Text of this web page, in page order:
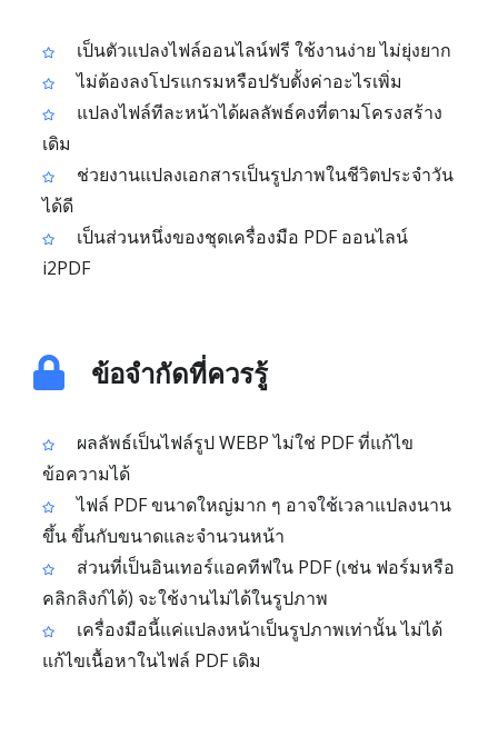
เป็นตัวแปลงไฟล์ออนไลน์ฟรี ใช้งานง่าย ไม่ยุ่งยาก
ไม่ต้องลงโปรแกรมหรือปรับตั้งค่าอะไรเพิ่ม
แปลงไฟล์ทีละหน้าได้ผลลัพธ์คงที่ตามโครงสร้าง
เดิม
ช่วยงานแปลงเอกสารเป็นรูปภาพในชีวิตประจำวัน
ได้ดี
เป็นส่วนหนึ่งของชุดเครื่องมือ PDF ออนไลน์
i2PDF
ข้อจำกัดที่ควรรู้
ผลลัพธ์เป็นไฟล์รูป WEBP ไม่ใช่ PDF ที่แก้ไข
ข้อความได้
ไฟล์ PDF ขนาดใหญ่มาก ๆ อาจใช้เวลาแปลงนาน
ขึ้น ขึ้นกับขนาดและจำนวนหน้า
ส่วนที่เป็นอินเทอร์แอคทีฟใน PDF (เช่น ฟอร์มหรือ
คลิกลิงก์ได้) จะใช้งานไม่ได้ในรูปภาพ
เครื่องมือนี้แค่แปลงหน้าเป็นรูปภาพเท่านั้น ไม่ได้
แก้ไขเนื้อหาในไฟล์ PDF เดิม